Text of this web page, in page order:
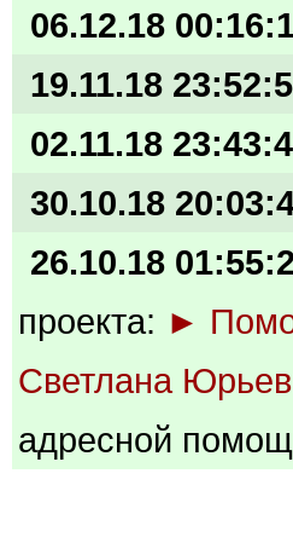
06.12.18
19.11.18
02.11.18
30.10.18
26.10.18
проекта: ►
Светлана
адресной